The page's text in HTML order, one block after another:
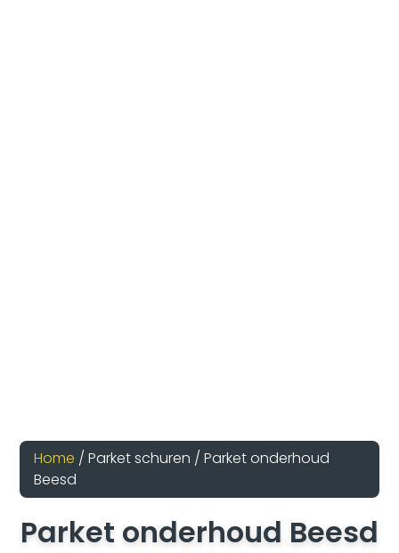
Home / Parket schuren / Parket onderhoud
Beesd
Parket onderhoud Beesd